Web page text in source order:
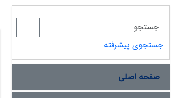
جستجوی پیشرفته
صفحه اصلی